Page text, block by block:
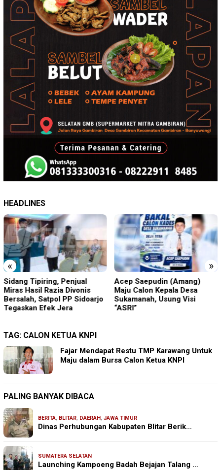
HEADLINES
« »
Sidang Tipiring, Penjual
Miras Hasil Razia Divonis
Bersalah, Satpol PP Sidoarjo
Tegaskan Efek Jera
Acep Saepudin (Amang)
Maju Calon Kepala Desa
Sukamanah, Usung Visi
“ASRI”
TAG: CALON KETUA KNPI
Fajar Mendapat Restu TMP Karawang Untuk
Maju dalam Bursa Calon Ketua KNPI
PALING BANYAK DIBACA
BERITA, BLITAR, DAERAH , JAWA TIMUR
Dinas Perhubungan Kabupaten Blitar Berik…
SUMATERA SELATAN
Launching Kampoeng Badah Bejajan Talang …